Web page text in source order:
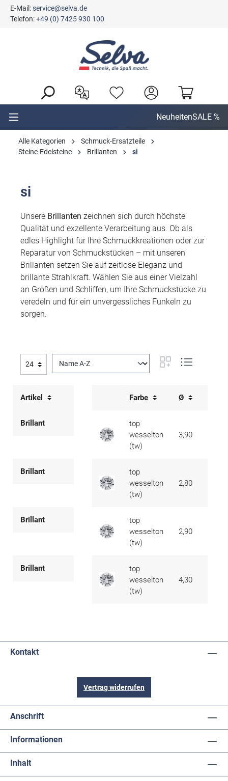
springen
E-Mail:service@selva.de
Telefon:+49 (0) 7425 930 100
NeuheitenSALE %
Alle Kategorien
Schmuck-Ersatzteile
Steine-Edelsteine
Brillanten si
si
Unsere Brillanten zeichnen sich durch höchste
Qualität und exzellente Verarbeitung aus. Ob als
edles Highlight für Ihre Schmuckkreationen oder zur
Reparatur von Schmuckstücken – mit unseren
Brillanten setzen Sie auf zeitlose Eleganz und
brillante Strahlkraft. Wählen Sie aus einer Vielzahl
an Größen und Schliffen, um Ihre Schmuckstücke zu
veredeln und für ein unvergessliches Funkeln zu
sorgen.
Artikel Farbe Ø
Brillant
top
wesselton
(tw)
3,90
Brillant
top
wesselton
(tw)
2,80
Brillant
top
wesselton
(tw)
2,90
Brillant
top
wesselton
(tw)
4,30
Kontakt
Vertrag widerrufen
Anschrift
Informationen
Inhalt